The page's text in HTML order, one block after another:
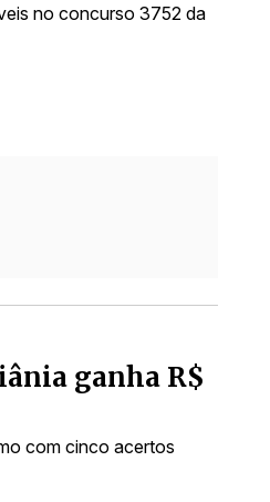
no concurso 3752 da
ganha R$
com cinco acertos